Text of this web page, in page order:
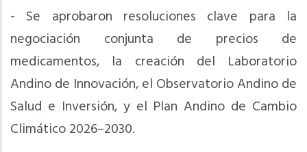
- Se aprobaron resoluciones clave para la
negociación conjunta de precios de
medicamentos, la creación del Laboratorio
Andino de Innovación, el Observatorio Andino de
Salud e Inversión, y el Plan Andino de Cambio
Climático 2026–2030.